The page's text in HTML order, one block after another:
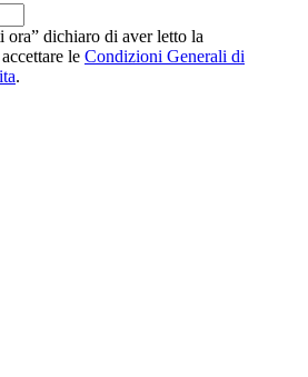
ora” dichiaro di aver letto la
le Condizioni Generali di
.